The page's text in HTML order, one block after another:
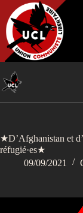
Passer
contenu
★D’Afghanistan et
réfugié·es★
09/09/2021